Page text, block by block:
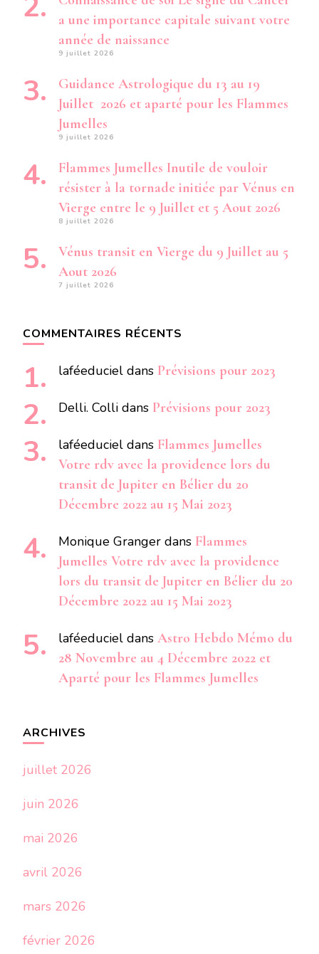
a une importance capitale suivant votre
année de naissance
9 juillet 2026
Guidance Astrologique du 13 au 19
Juillet 2026 et aparté pour les Flammes
Jumelles
9 juillet 2026
Flammes Jumelles Inutile de vouloir
résister à la tornade initiée par Vénus en
Vierge entre le 9 Juillet et 5 Aout 2026
8 juillet 2026
Vénus transit en Vierge du 9 Juillet au 5
Aout 2026
7 juillet 2026
COMMENTAIRES RÉCENTS
laféeduciel dans Prévisions pour 2023
Delli. Colli dans Prévisions pour 2023
laféeduciel dans Flammes Jumelles
Votre rdv avec la providence lors du
transit de Jupiter en Bélier du 20
Décembre 2022 au 15 Mai 2023
Monique Granger dans Flammes
Jumelles Votre rdv avec la providence
lors du transit de Jupiter en Bélier du 20
Décembre 2022 au 15 Mai 2023
laféeduciel dans Astro Hebdo Mémo du
28 Novembre au 4 Décembre 2022 et
Aparté pour les Flammes Jumelles
ARCHIVES
juillet 2026
juin 2026
mai 2026
avril 2026
mars 2026
février 2026